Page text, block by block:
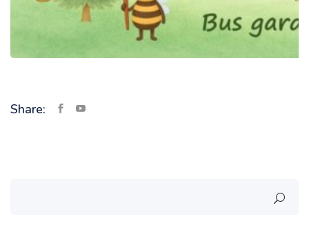
Share: